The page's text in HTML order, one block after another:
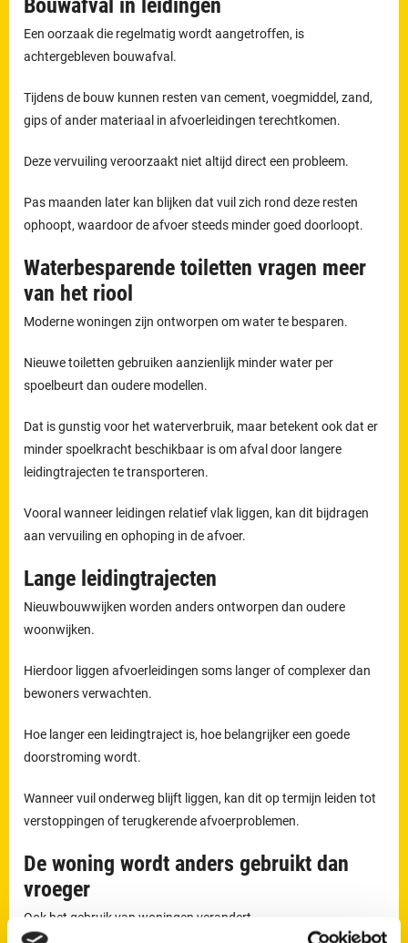
Bouwafval in leidingen
Een oorzaak die regelmatig wordt aangetroffen, is
achtergebleven bouwafval.
Tijdens de bouw kunnen resten van cement, voegmiddel, zand,
gips of ander materiaal in afvoerleidingen terechtkomen.
Deze vervuiling veroorzaakt niet altijd direct een probleem.
Pas maanden later kan blijken dat vuil zich rond deze resten
ophoopt, waardoor de afvoer steeds minder goed doorloopt.
Waterbesparende toiletten vragen meer
van het riool
Moderne woningen zijn ontworpen om water te besparen.
Nieuwe toiletten gebruiken aanzienlijk minder water per
spoelbeurt dan oudere modellen.
Dat is gunstig voor het waterverbruik, maar betekent ook dat er
minder spoelkracht beschikbaar is om afval door langere
leidingtrajecten te transporteren.
Vooral wanneer leidingen relatief vlak liggen, kan dit bijdragen
aan vervuiling en ophoping in de afvoer.
Lange leidingtrajecten
Nieuwbouwwijken worden anders ontworpen dan oudere
woonwijken.
Hierdoor liggen afvoerleidingen soms langer of complexer dan
bewoners verwachten.
Hoe langer een leidingtraject is, hoe belangrijker een goede
doorstroming wordt.
Wanneer vuil onderweg blijft liggen, kan dit op termijn leiden tot
verstoppingen of terugkerende afvoerproblemen.
De woning wordt anders gebruikt dan
vroeger
Ook het gebruik van woningen verandert.